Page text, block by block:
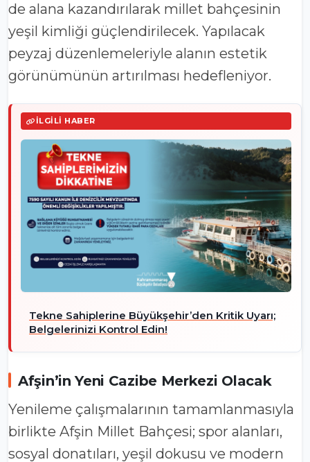
de alana kazandırılarak millet bahçesinin
yeşil kimliği güçlendirilecek. Yapılacak
peyzaj düzenlemeleriyle alanın estetik
görünümünün artırılması hedefleniyor.
İLGILI HABER
Tekne Sahiplerine Büyükşehir’den Kritik Uyarı;
Belgelerinizi Kontrol Edin!
Afşin’in Yeni Cazibe Merkezi Olacak
Yenileme çalışmalarının tamamlanmasıyla
birlikte Afşin Millet Bahçesi; spor alanları,
sosyal donatıları, yeşil dokusu ve modern